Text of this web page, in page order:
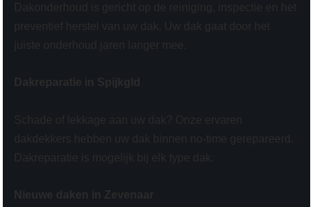
Dakonderhoud is gericht op de reiniging, inspectie en het
preventief herstel van uw dak. Uw dak gaat door het
juiste onderhoud jaren langer mee.
Dakreparatie in Spijkgld
Schade of lekkage aan uw dak? Onze ervaren
dakdekkers hebben uw dak binnen no-time gerepareerd.
Dakreparatie is mogelijk bij elk type dak.
Nieuwe daken in Zevenaar